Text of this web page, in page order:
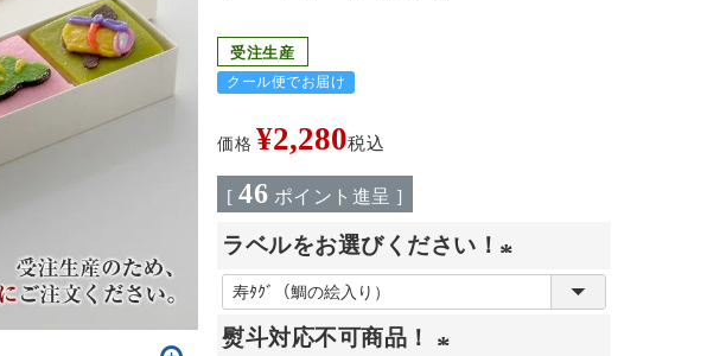
受注生産
クール便でお届け
価格 ¥2,280税込
[ 46 ポイント進呈 ]
ラベルをお選びください！
熨斗対応不可商品！